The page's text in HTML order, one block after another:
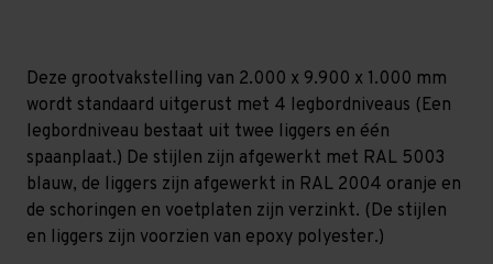
mm) mm)
Deze grootvakstelling van 2.000 x 9.900 x 1.000 mm
wordt standaard uitgerust met 4 legbordniveaus (Een
legbordniveau bestaat uit twee liggers en één
spaanplaat.) De stijlen zijn afgewerkt met RAL 5003
blauw, de liggers zijn afgewerkt in RAL 2004 oranje en
de schoringen en voetplaten zijn verzinkt. (De stijlen
en liggers zijn voorzien van epoxy polyester.)